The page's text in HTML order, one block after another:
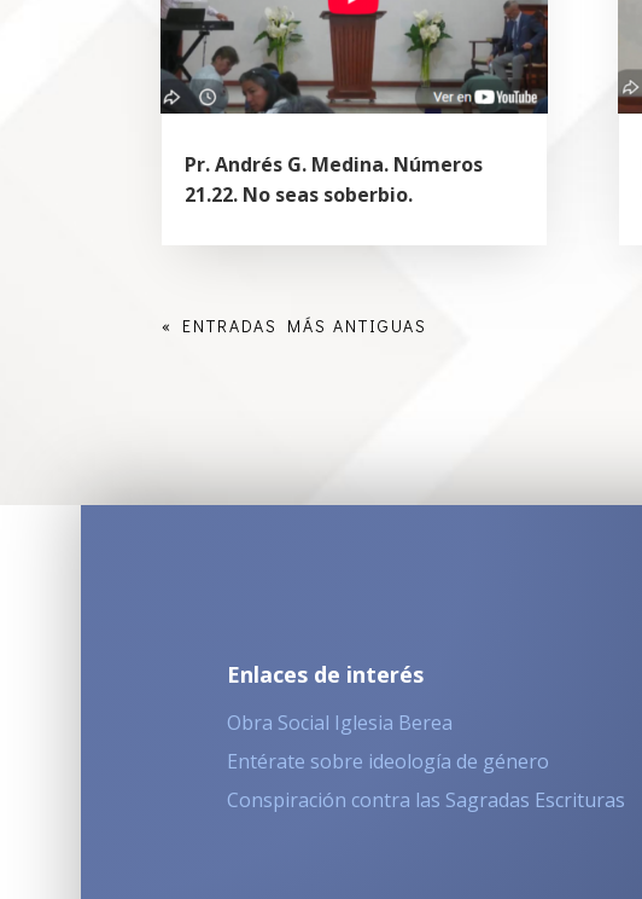
Pr. Andrés G. Medina. Números
21.22. No seas soberbio.
« ENTRADAS MÁS ANTIGUAS
Enlaces de interés
Obra Social Iglesia Berea
Entérate sobre ideología de género
Conspiración contra las Sagradas Escrituras